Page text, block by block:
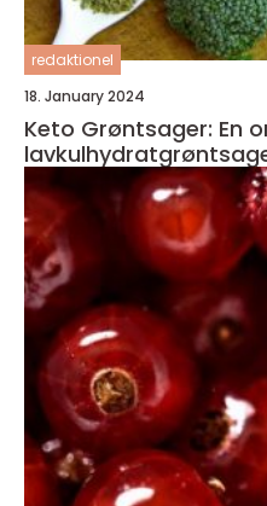
redaktionel
18. January 2024
Keto Grøntsager: En